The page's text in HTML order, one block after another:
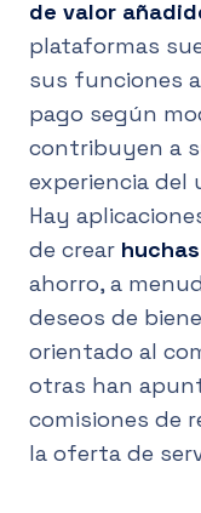
de valor
plataformas
sus funciones
pago según
contribuyen a
experiencia del
Hay
de crear
ahorro, a
deseos de
orientado al
otras han
comisiones de
la oferta de